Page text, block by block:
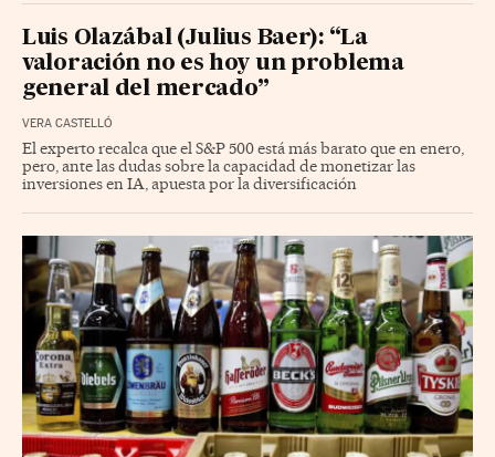
Luis Olazábal (Julius Baer): “La
valoración no es hoy un problema
general del mercado”
VERA CASTELLÓ
El experto recalca que el S&P 500 está más barato que en enero,
pero, ante las dudas sobre la capacidad de monetizar las
inversiones en IA, apuesta por la diversificación